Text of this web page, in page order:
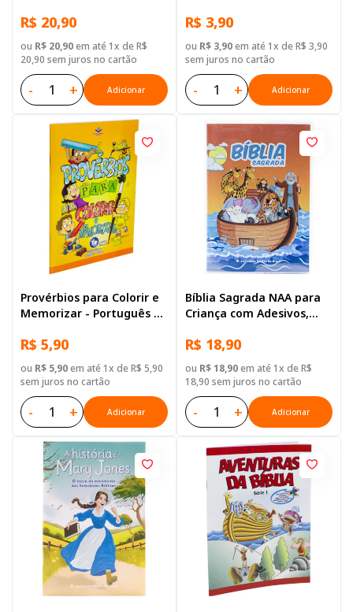
R$ 20,90
ou R$ 20,90em até 1x de R$
20,90 sem juros no cartão
- + Adicionar
R$ 3,90
ou R$ 3,90em até 1x de R$ 3,90
sem juros no cartão
- + Adicionar
Provérbios para Colorir e
Memorizar - Português e
R$ 5,90
ou R$ 5,90em até 1x de R$ 5,90
sem juros no cartão
- + Adicionar
Bíblia Sagrada NAA para
Criança com Adesivos,
Brochura Ilustrada:
Terracota
R$ 18,90
ou R$ 18,90em até 1x de R$
18,90 sem juros no cartão
- + Adicionar